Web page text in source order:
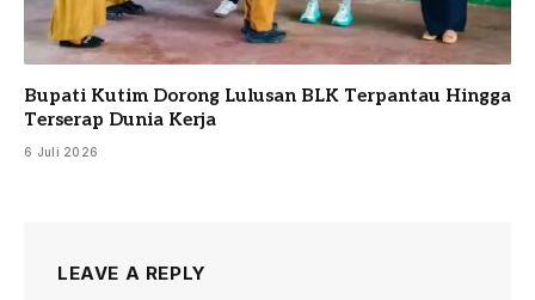
Bupati Kutim Dorong Lulusan BLK Terpantau Hingga
Terserap Dunia Kerja
6 Juli 2026
LEAVE A REPLY